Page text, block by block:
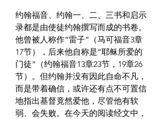
约翰福音、约翰一、二、三书和启示
录都是由使徒约翰撰写而成的书卷。
他曾被人称作“雷子”（马可福音3章
17节），后来他自称是“耶稣所爱的
门徒”（约翰福音13章23节，19章26
节）。但约翰并没有因此自命不凡，
而是带着确信，或许还有点不可置信
地指出基督竟然爱他，尽管他有软
弱、会失败。在今天的阅读经文中，